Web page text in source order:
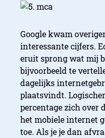
Google kwam
interessante cijfers.
eruit sprong wat mij
bijvoorbeeld te
dagelijks
plaatsvindt.
percentage zich over
het mobiele internet
toe. Als je je dan